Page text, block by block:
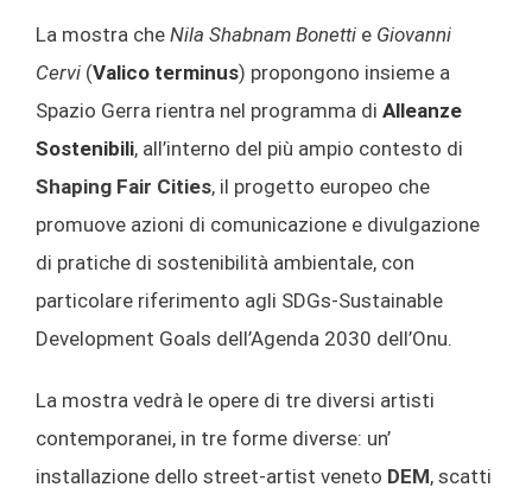
La mostra che Nila Shabnam Bonetti e Giovanni
Cervi (Valico terminus) propongono insieme a
Spazio Gerra rientra nel programma di Alleanze
Sostenibili, all’interno del più ampio contesto di
Shaping Fair Cities, il progetto europeo che
promuove azioni di comunicazione e divulgazione
di pratiche di sostenibilità ambientale, con
particolare riferimento agli SDGs-Sustainable
Development Goals dell’Agenda 2030 dell’Onu.
La mostra vedrà le opere di tre diversi artisti
contemporanei, in tre forme diverse: un’
installazione dello street-artist veneto DEM, scatti